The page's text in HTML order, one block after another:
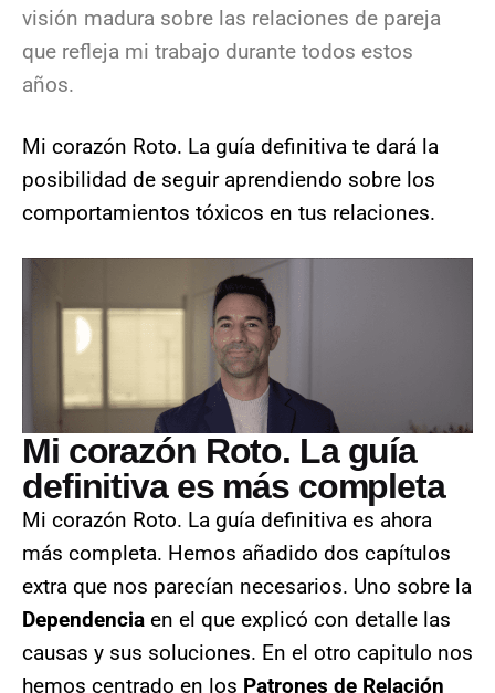
visión madura sobre las relaciones de pareja
que refleja mi trabajo durante todos estos
años.
Mi corazón Roto. La guía definitiva te dará la
posibilidad de seguir aprendiendo sobre los
comportamientos tóxicos en tus relaciones.
Mi corazón Roto. La guía
definitiva es más completa
Mi corazón Roto. La guía definitiva es ahora
más completa. Hemos añadido dos capítulos
extra que nos parecían necesarios. Uno sobre la
Dependencia en el que explicó con detalle las
causas y sus soluciones. En el otro capitulo nos
hemos centrado en los Patrones de Relación